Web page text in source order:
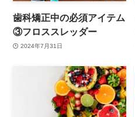
歯科矯正中の必須アイテム
③フロススレッダー
2024年7月31日